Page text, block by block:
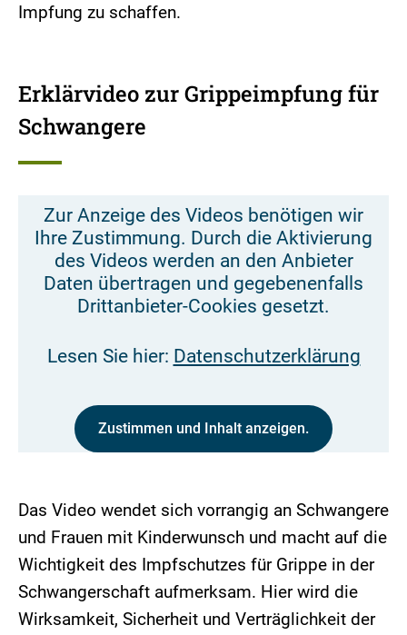
Impfung zu schaffen.
Erklärvideo zur Grippeimpfung für
Schwangere
Zur Anzeige des Videos benötigen wir
Ihre Zustimmung. Durch die Aktivierung
des Videos werden an den Anbieter
Daten übertragen und gegebenenfalls
Drittanbieter-Cookies gesetzt.
Lesen Sie hier: Datenschutzerklärung
Zustimmen und Inhalt anzeigen.
Das Video wendet sich vorrangig an Schwangere
und Frauen mit Kinderwunsch und macht auf die
Wichtigkeit des Impfschutzes für Grippe in der
Schwangerschaft aufmerksam. Hier wird die
Wirksamkeit, Sicherheit und Verträglichkeit der